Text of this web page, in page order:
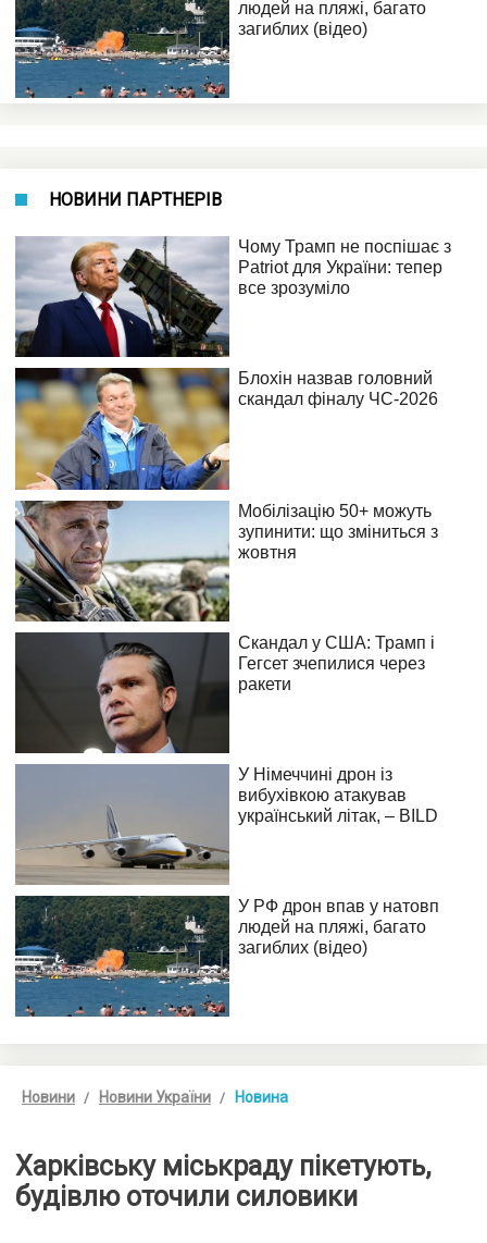
НОВИНИ ПАРТНЕРІВ
Новини Новини України Новина
Харківську міськраду пікетують,
будівлю оточили силовики